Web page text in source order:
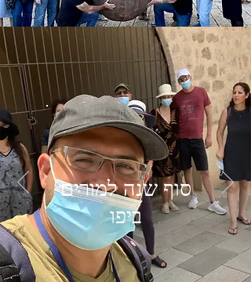
סוף שנה למורים
ביפו